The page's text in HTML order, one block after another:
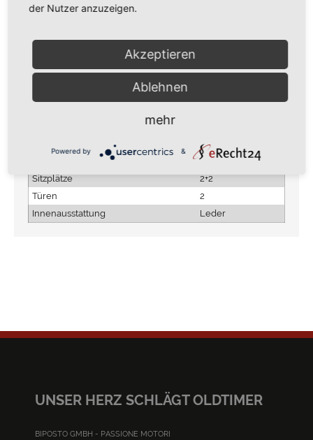
FAHRZEUGDATEN
3600 cc
Benzin
Sitzplätze
2+2
Türen
2
Innenausstattung
Leder
UNSER HERZ SCHLÄGT OLDTIMER
BIPOSTO GMBH - PASSIONE MOTORI
der Nutzer anzuzeigen.
Akzeptieren
Ablehnen
mehr
Powered by &